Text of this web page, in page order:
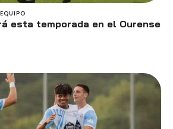
esta temporada en el Ourense